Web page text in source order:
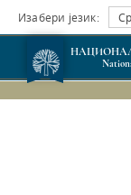
Изабери језик: